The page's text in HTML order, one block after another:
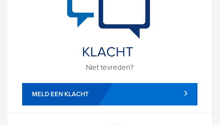
Niet tevreden?
MELD EEN KLACHT